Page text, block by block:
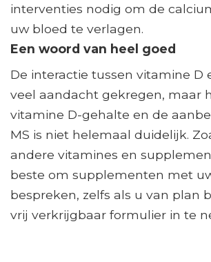
interventies nodig om de
uw bloed te verlagen.
Een woord van heel goed
De interactie tussen vitamine D
veel aandacht gekregen, maar
vitamine D-gehalte en de
MS is niet helemaal duidelijk.
andere vitamines en
beste om supplementen met
bespreken, zelfs als u van plan
vrij verkrijgbaar formulier in te